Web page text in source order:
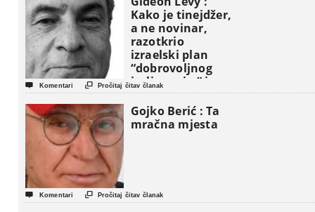
Kako je tinejdžer,
a ne novinar,
razotkrio
izraelski plan
“dobrovoljnog
iseljavanja ” iz
Gaze
 Komentari  Pročitaj čitav članak
Gojko Berić : Ta
mračna mjesta
 Komentari  Pročitaj čitav članak